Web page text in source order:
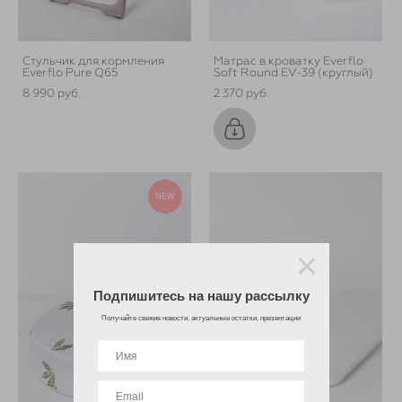
Подпишитесь на нашу рассылку
Получайте свежие новости, актуальные остатки, презентации
Стульчик для кормления
Everflo Pure Q65
8 990 pуб.
Матрас в кроватку Everflo
Soft Round EV-39 (круглый)
2 370 pуб.
NEW